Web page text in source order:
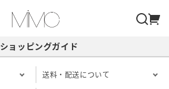
ショッピングガイド
送料・配送について